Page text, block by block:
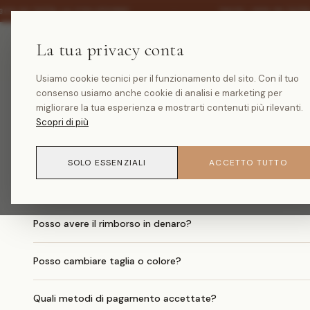
SU TUTTA LA COLLEZIONE · SALDI -30% SU
Quanto costa la spedizione?
Quando arriva il mio ordine?
Posso avere il rimborso in denaro?
Posso cambiare taglia o colore?
Quali metodi di pagamento accettate?
La tua privacy conta
Usiamo cookie tecnici per il funzionamento del sito. Con il tuo
consenso usiamo anche cookie di analisi e marketing per
migliorare la tua esperienza e mostrarti contenuti più rilevanti.
Scopri di più
SOLO ESSENZIALI ACCETTO TUTTO